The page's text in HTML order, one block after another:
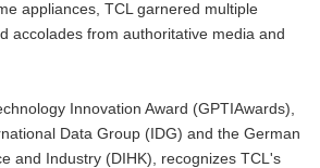
appliances, TCL garnered multiple
accolades from authoritative media and
Innovation Award (GPTIAwards),
Data Group (IDG) and the German
and Industry (DIHK), recognizes TCL's